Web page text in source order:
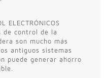
ELECTRÓNICOS
de control de la
son mucho más
antiguos sistemas
puede generar ahorro